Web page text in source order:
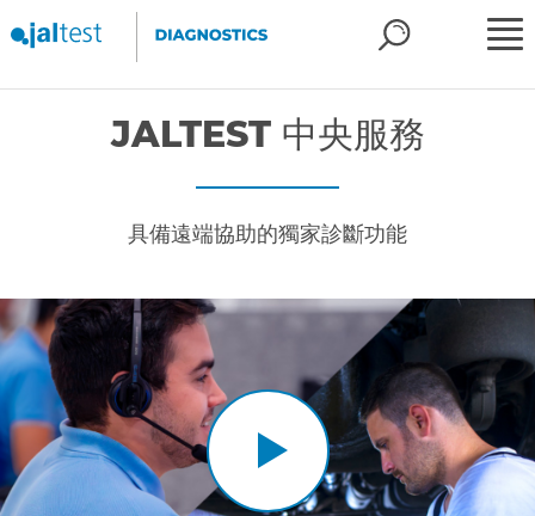
JALTEST 中央服務
具備遠端協助的獨家診斷功能